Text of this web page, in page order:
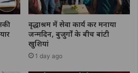
वृद्धाश्रम में सेवा कार्य कर मनाया
जन्मदिन, बुजुर्गों के बीच बांटी
खुशियां
1 day ago